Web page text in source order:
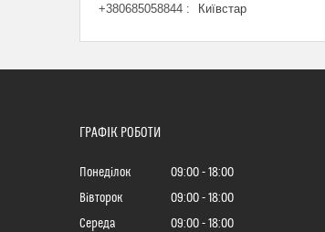
+380685058844
Київстар
ГРАФІК РОБОТИ
Понеділок 09:00
18:00
Вівторок
09:00
18:00
Середа
09:00
18:00